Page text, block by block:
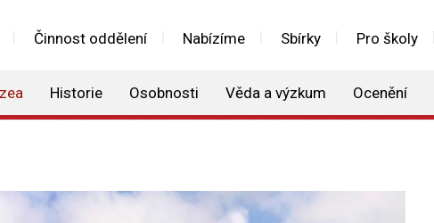
Činnost oddělení Nabízíme Sbírky Pro školy
Historie Osobnosti Věda a výzkum Ocenění